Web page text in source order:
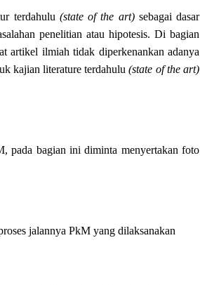
terdahulu (state of the art)sebagai dasar
penelitian atau hipotesis. Di bagian
artikel ilmiah tidak diperkenankan adanya
kajian literature terdahulu(state of the art)
pada bagian ini diminta menyertakan foto
jalannya PkM yang dilaksanakan